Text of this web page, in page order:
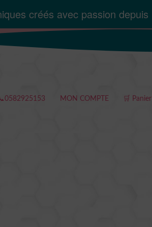
créés avec passion depuis
MON COMPTE 🛒 Panier